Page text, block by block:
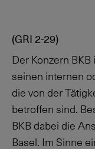
(GRI 2-29)
Der Konzern
seinen internen
die von der
betroffen sind.
BKB dabei die
Basel. Im Sinne